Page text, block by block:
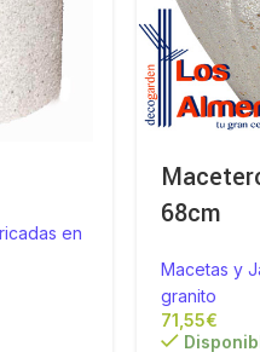
en
68cm
Macetas y
granito
€